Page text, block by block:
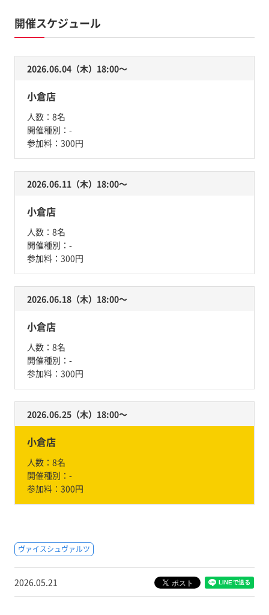
開催スケジュール
2026.06.04（木）18:00〜
小倉店
人数： 8名
開催種別： -
参加料： 300円
2026.06.11（木）18:00〜
小倉店
人数： 8名
開催種別： -
参加料： 300円
2026.06.18（木）18:00〜
小倉店
人数： 8名
開催種別： -
参加料： 300円
2026.06.25（木）18:00〜
小倉店
人数： 8名
開催種別： -
参加料： 300円
ヴァイスシュヴァルツ
2026.05.21